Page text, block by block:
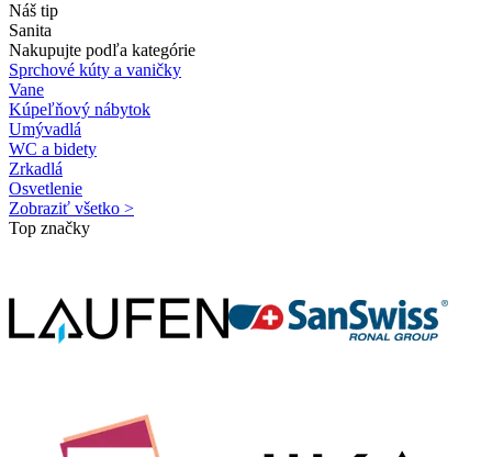
Náš tip
Sanita
Nakupujte podľa kategórie
Sprchové kúty a vaničky
Vane
Kúpeľňový nábytok
Umývadlá
WC a bidety
Zrkadlá
Osvetlenie
Zobraziť všetko >
Top značky